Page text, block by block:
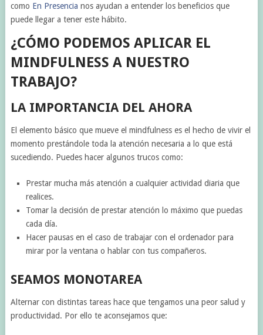
como En Presencia nos ayudan a entender los beneficios que
puede llegar a tener este hábito.
¿CÓMO PODEMOS APLICAR EL
MINDFULNESS A NUESTRO
TRABAJO?
LA IMPORTANCIA DEL AHORA
El elemento básico que mueve el mindfulness es el hecho de vivir el
momento prestándole toda la atención necesaria a lo que está
sucediendo. Puedes hacer algunos trucos como:
Prestar mucha más atención a cualquier actividad diaria que
realices.
Tomar la decisión de prestar atención lo máximo que puedas
cada día.
Hacer pausas en el caso de trabajar con el ordenador para
mirar por la ventana o hablar con tus compañeros.
SEAMOS MONOTAREA
Alternar con distintas tareas hace que tengamos una peor salud y
productividad. Por ello te aconsejamos que: